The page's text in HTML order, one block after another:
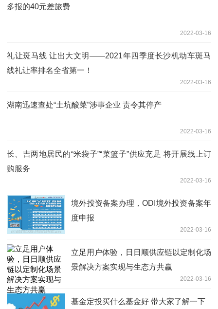
多报的40元差旅费
2022-03-16
礼让斑马线 让出大文明——2021年四季度长沙机动车斑马
线礼让率排名全省第一！
2022-03-16
湖南迅速查处“土坑酸菜”涉事企业 责令其停产
2022-03-16
长、吉两地居民的“米袋子”“菜篮子”供应充足 将开展线上订
购服务
2022-03-16
境外投资备案办理，ODI境外投资备案年
度申报
2022-03-16
立足用户体验，日日顺供应链以定制化场
景解决方案实现与生态方共赢
2022-03-16
基金定投买什么基金好 带大家了解一下